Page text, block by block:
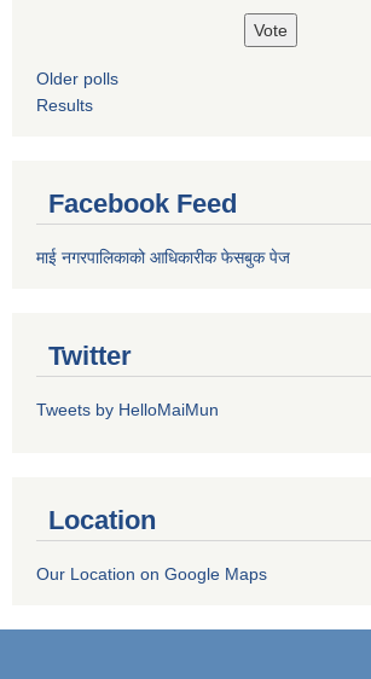
Older polls
Results
Facebook Feed
माई नगरपालिकाको आधिकारीक फेसबुक पेज
Twitter
Tweets by HelloMaiMun
Location
Our Location on Google Maps